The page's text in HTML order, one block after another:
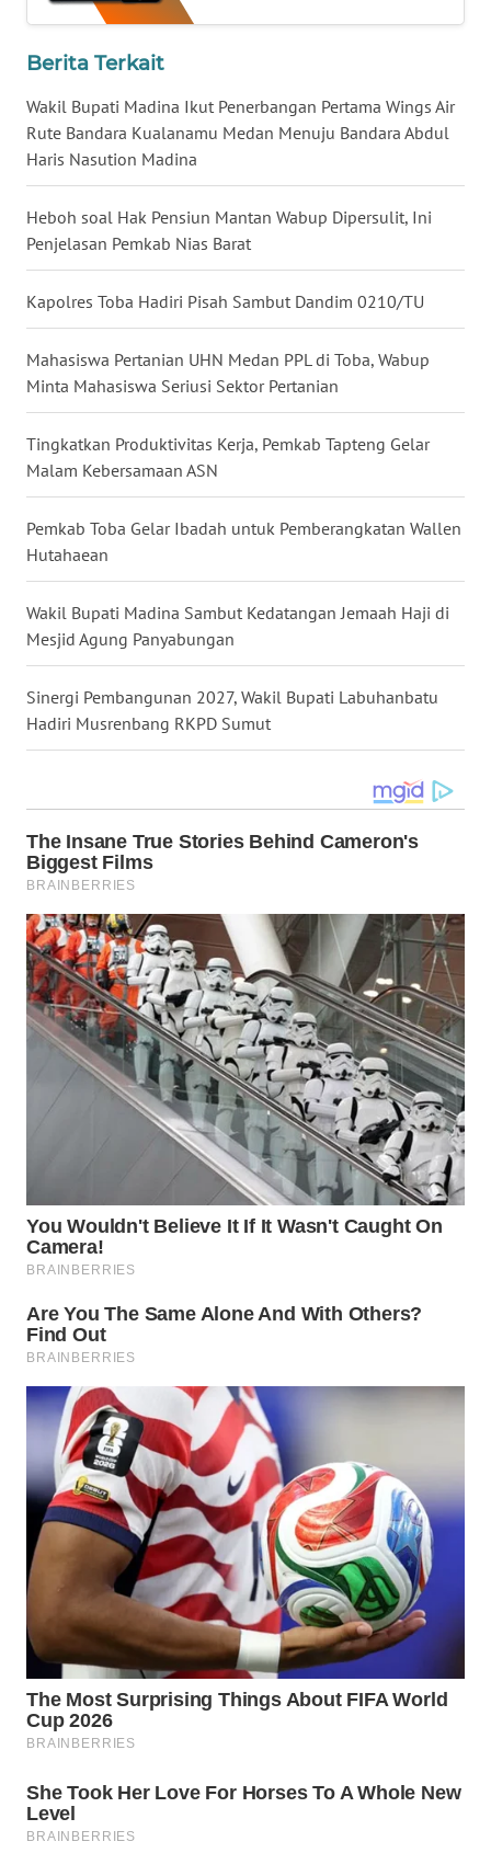
Berita Terkait
Wakil Bupati Madina Ikut Penerbangan Pertama Wings Air
Rute Bandara Kualanamu Medan Menuju Bandara Abdul
Haris Nasution Madina
Heboh soal Hak Pensiun Mantan Wabup Dipersulit, Ini
Penjelasan Pemkab Nias Barat
Kapolres Toba Hadiri Pisah Sambut Dandim 0210/TU
Mahasiswa Pertanian UHN Medan PPL di Toba, Wabup
Minta Mahasiswa Seriusi Sektor Pertanian
Tingkatkan Produktivitas Kerja, Pemkab Tapteng Gelar
Malam Kebersamaan ASN
Pemkab Toba Gelar Ibadah untuk Pemberangkatan Wallen
Hutahaean
Wakil Bupati Madina Sambut Kedatangan Jemaah Haji di
Mesjid Agung Panyabungan
Sinergi Pembangunan 2027, Wakil Bupati Labuhanbatu
Hadiri Musrenbang RKPD Sumut
MALUKU
WN
MALUT
WN
DANAU
TOBA
WN
NIAS
WN
LANGKAT
WN
TAPANULI
LESUNG
WN
SIMALUNGUN
WN
LABUHANBATU
WN
TAPANULI
TENGAH
WN DELI
TEBING
TINGGI
PAKPAK
KARAWANG
WN
BEKASI
WN
WN
DEPOK
WN
TAPANULI
UTARA
WN
SAMOSIR